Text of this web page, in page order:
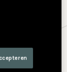
strategisch
win-win